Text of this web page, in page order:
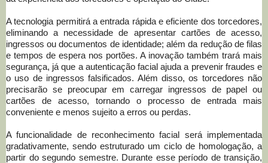
A tecnologia permitirá a entrada rápida e eficiente dos torcedores,
eliminando a necessidade de apresentar cartões de acesso,
ingressos ou documentos de identidade; além da redução de filas
e tempos de espera nos portões. A inovação também trará mais
segurança, já que a autenticação facial ajuda a prevenir fraudes e
o uso de ingressos falsificados. Além disso, os torcedores não
precisarão se preocupar em carregar ingressos de papel ou
cartões de acesso, tornando o processo de entrada mais
conveniente e menos sujeito a erros ou perdas.
A funcionalidade de reconhecimento facial será implementada
gradativamente, sendo estruturado um ciclo de homologação, a
partir do segundo semestre. Durante esse período de transição,